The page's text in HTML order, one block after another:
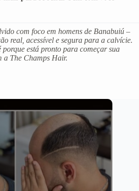
com foco em homens de Banabuiú –
real, acessível e segura para a calvície.
porque está pronto para começar sua
a The Champs Hair.